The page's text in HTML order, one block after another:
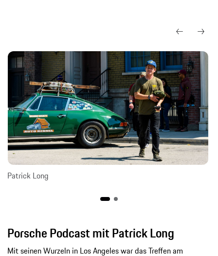
Patrick Long
Porsche Podcast mit Patrick Long
Mit seinen Wurzeln in Los Angeles war das Treffen am